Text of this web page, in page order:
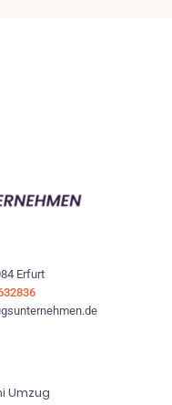
Erfurt
Umzug